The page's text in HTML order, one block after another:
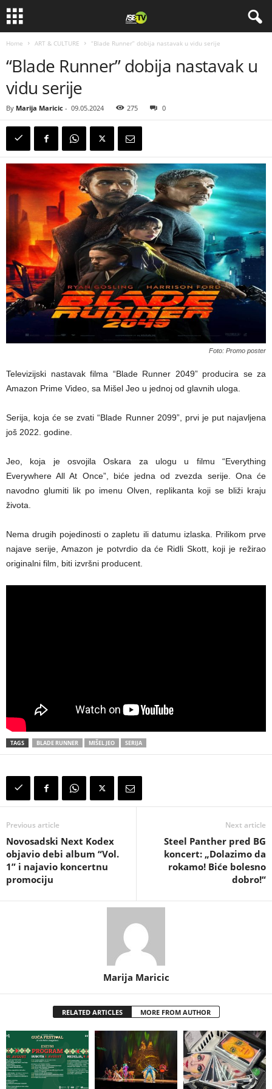
Home ART & CULTURE “Blade Runner” dobija nastavak u vidu serije
“Blade Runner” dobija nastavak u
vidu serije
By Marija Maricic - 09.05.2024 275 0
Foto: Promo poster
Televizijski nastavak filma “Blade Runner 2049” producira se za
Amazon Prime Video, sa Mišel Jeo u jednoj od glavnih uloga.
Serija, koja će se zvati “Blade Runner 2099”, prvi je put najavljena
još 2022. godine.
Jeo, koja je osvojila Oskara za ulogu u filmu “Everything
Everywhere All At Once”, biće jedna od zvezda serije. Ona će
navodno glumiti lik po imenu Olven, replikanta koji se bliži kraju
života.
Nema drugih pojedinosti o zapletu ili datumu izlaska. Prilikom prve
najave serije, Amazon je potvrdio da će Ridli Skott, koji je režirao
originalni film, biti izvršni producent.
TAGS BLADE RUNNER MIŠEL JEO SERIJA
Previous article
Novosadski Next Kodex
objavio debi album “Vol.
1” i najavio koncertnu
promociju
Next article
Steel Panther pred BG
koncert: „Dolazimo da
rokamo! Biće bolesno
dobro!“
Marija Maricic
RELATED ARTICLES MORE FROM AUTHOR